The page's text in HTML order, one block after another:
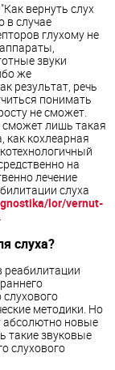
вернуть слух
в случае
глухому не
звуки
же
результат, речь
понимать
не сможет.
сможет лишь такая
как кохлеарная
на
лечение
слуха
lor/vernut-
.
слуха?
реабилитации
методики. Но
абсолютно новые
такие звуковые
слухового